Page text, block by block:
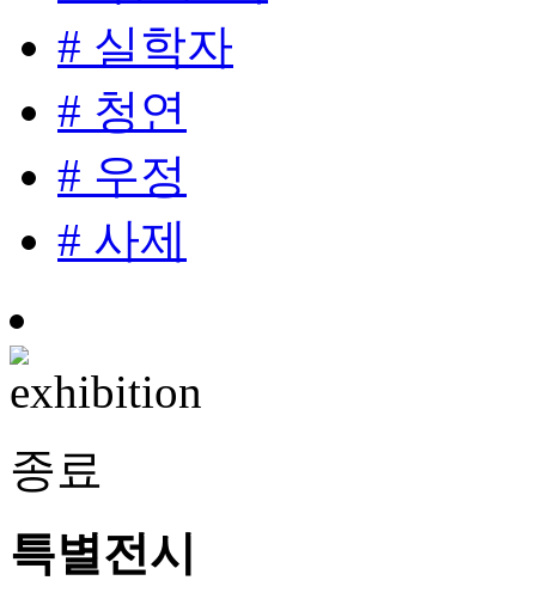
# 실학자
# 청연
# 우정
# 사제
종료
특별전시